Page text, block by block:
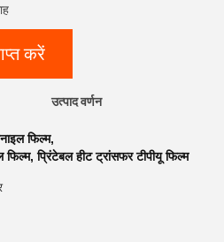
करें
उत्पाद वर्णन
फिल्म,
फिल्म,प्रिंटेबल हीट ट्रांसफर टीपीयू फिल्म